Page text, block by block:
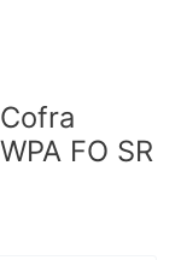
FO SR